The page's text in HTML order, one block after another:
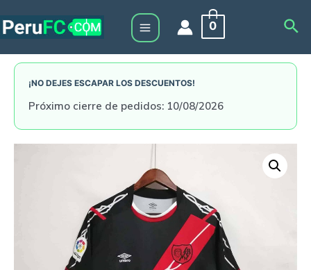
to
Main
Menu
0
¡NO DEJES ESCAPAR LOS DESCUENTOS!
Próximo cierre de pedidos: 10/08/2026